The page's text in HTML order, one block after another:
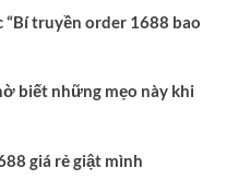
“Bí truyền order 1688 bao
biết những mẹo này khi
giá rẻ giật mình